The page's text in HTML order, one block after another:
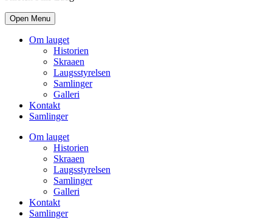
Open Menu
Om lauget
Historien
Skraaen
Laugsstyrelsen
Samlinger
Galleri
Kontakt
Samlinger
Om lauget
Historien
Skraaen
Laugsstyrelsen
Samlinger
Galleri
Kontakt
Samlinger